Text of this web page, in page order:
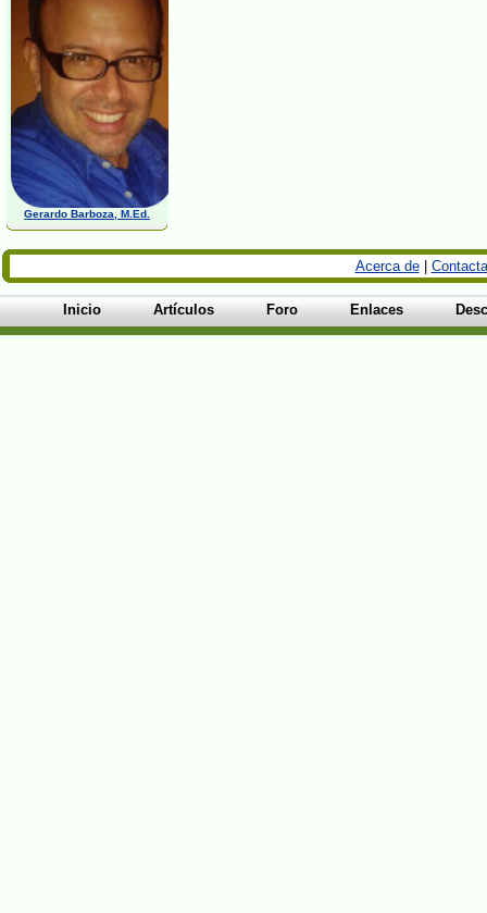
Gerardo Barboza, M.Ed.
Acerca de|
Inicio Artículos Foro Enlaces